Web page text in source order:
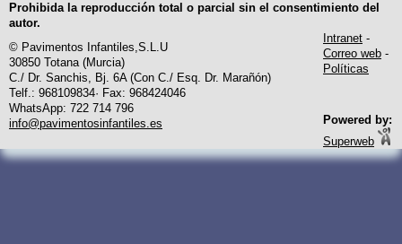
Prohibida la reproducción total o parcial sin el consentimiento del
autor.
© Pavimentos Infantiles,S.L.U
30850 Totana (Murcia)
C./ Dr. Sanchis, Bj. 6A (Con C./ Esq. Dr. Marañón)
Telf.: 968109834· Fax: 968424046
WhatsApp: 722 714 796
info@pavimentosinfantiles.es
Intranet -
Correo web -
Políticas
Powered by:
Superweb